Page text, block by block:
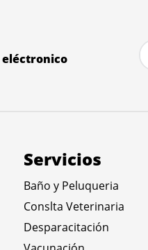
eléctronico
Servicios
Baño y Peluqueria
Conslta Veterinaria
Desparacitación